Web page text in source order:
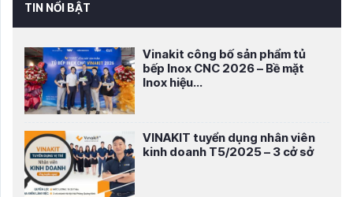
TIN NỔI BẬT
Vinakit công bố sản phẩm tủ
bếp Inox CNC 2026 – Bề mặt
Inox hiệu...
VINAKIT tuyển dụng nhân viên
kinh doanh T5/2025 – 3 cở sở